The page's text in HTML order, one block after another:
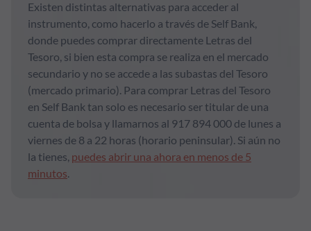
Existen distintas alternativas para acceder al
instrumento, como hacerlo a través de Self Bank,
donde puedes comprar directamente Letras del
Tesoro, si bien esta compra se realiza en el mercado
secundario y no se accede a las subastas del Tesoro
(mercado primario). Para comprar Letras del Tesoro
en Self Bank tan solo es necesario ser titular de una
cuenta de bolsa y llamarnos al 917 894 000 de lunes a
viernes de 8 a 22 horas (horario peninsular). Si aún no
la tienes, puedes abrir una ahora en menos de 5
minutos.